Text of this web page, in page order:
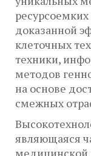
доказанной
клеточных
техники,
методов
на основе
смежных
являющаяся
медицинской